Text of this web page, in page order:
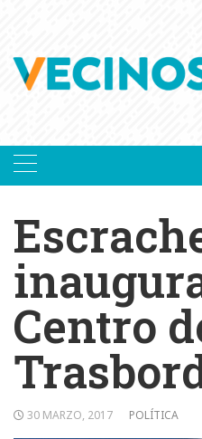
Centro
30 MARZO, 2017 POLÍTICA